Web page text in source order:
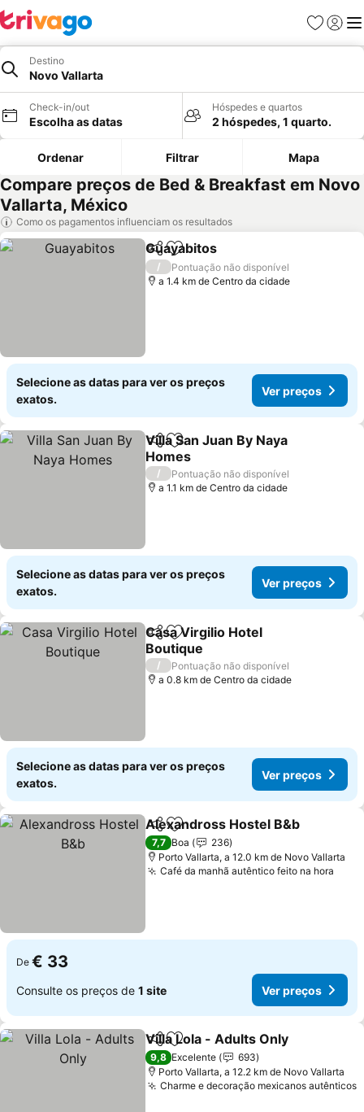
Favoritos
Iniciar
Destino
Novo Vallarta
Check-in/out
Escolha as datas
Hóspedes e quartos
2 hóspedes, 1 quarto.
Ordenar Filtrar Mapa
Compare preços de Bed & Breakfast em Novo
Vallarta, México
Como os pagamentos influenciam os resultados
PartilharAdicionar aos favoritos
Guayabitos
/
Pontuação não disponível
a 1.4 km de Centro da cidade
Selecione as datas para ver os preços
exatos.
Ver preços
PartilharAdicionar aos favoritos
Villa San Juan By Naya
Homes
Ver preços
/
Pontuação não disponível
a 1.1 km de Centro da cidade
Selecione as datas para ver os preços
exatos.
Ver preços
PartilharAdicionar aos favoritos
Casa Virgilio Hotel
Boutique
Ver preços
/
Pontuação não disponível
a 0.8 km de Centro da cidade
Selecione as datas para ver os preços
exatos.
Ver preços
PartilharAdicionar aos favoritos
Alexandross Hostel B&b
7,7 Boa
236
Porto Vallarta, a 12.0 km de Novo Vallarta
Café da manhã autêntico feito na hora
De € 33
Consulte os preços de 1 site Ver preços
PartilharAdicionar aos favoritos
Villa Lola - Adults Only
9,8 Excelente
693
Porto Vallarta, a 12.2 km de Novo Vallarta
Charme e decoração mexicanos autênticos